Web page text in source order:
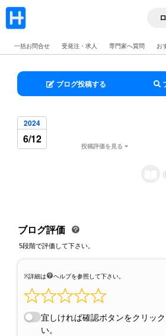
一括お問合せ 受発注・求人 専門家へ質問 お
ブログ投稿する
2024
6/12
投稿評価を見る
ブログ評価
5段階で評価して下さい。
※詳細は ヘルプを参照して下さい。
宜しければ確認ボタンをクリッ
い。